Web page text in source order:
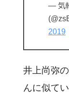
— 気
2019
井上尚弥
んに似て